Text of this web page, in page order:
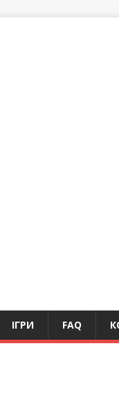
ІГРИ FAQ